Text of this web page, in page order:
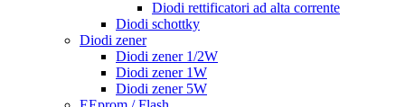
Diodi rettificatori ad alta corrente
Diodi schottky
Diodi zener
Diodi zener 1/2W
Diodi zener 1W
Diodi zener 5W